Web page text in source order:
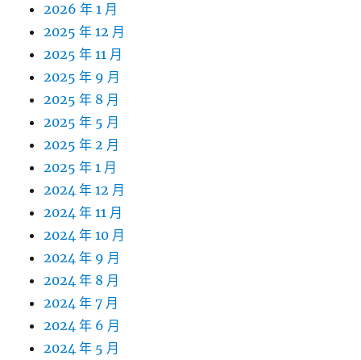
2026 年 1 月
2025 年 12 月
2025 年 11 月
2025 年 9 月
2025 年 8 月
2025 年 5 月
2025 年 2 月
2025 年 1 月
2024 年 12 月
2024 年 11 月
2024 年 10 月
2024 年 9 月
2024 年 8 月
2024 年 7 月
2024 年 6 月
2024 年 5 月